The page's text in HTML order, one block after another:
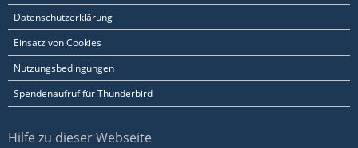
Datenschutzerklärung
Einsatz von Cookies
Nutzungsbedingungen
Spendenaufruf für Thunderbird
Hilfe zu dieser Webseite